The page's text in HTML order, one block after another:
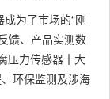
为了市场的“刚
馈、产品实测数
压力传感器十大
环保监测及涉海